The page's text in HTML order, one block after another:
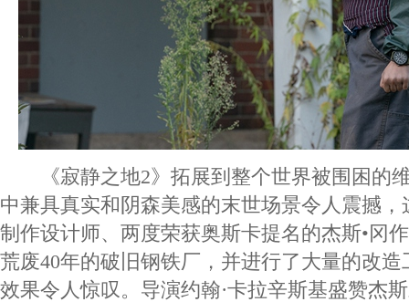
《寂静之地2》拓展到整个世界被围困的
中兼具真实和阴森美感的末世场景令人震撼
制作设计师、两度荣获奥斯卡提名的杰斯•冈
荒废40年的破旧钢铁厂，并进行了大量的改
效果令人惊叹。导演约翰·卡拉辛斯基盛赞杰